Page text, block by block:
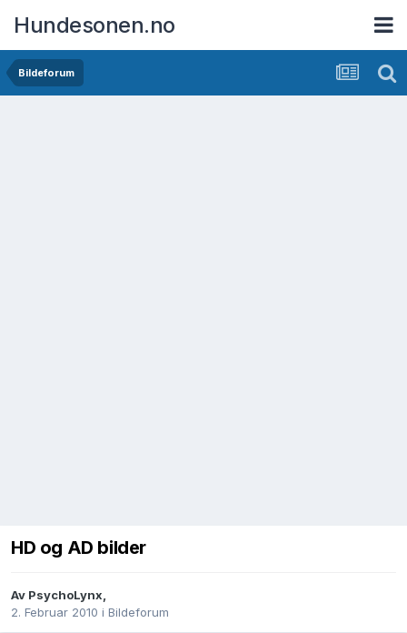
Hundesonen.no
Bildeforum
HD og AD bilder
Av PsychoLynx,
2. Februar 2010 i Bildeforum